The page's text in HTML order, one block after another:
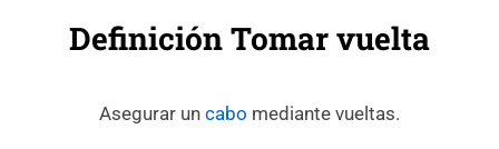
Definición Tomar vuelta
Asegurar un cabo mediante vueltas.